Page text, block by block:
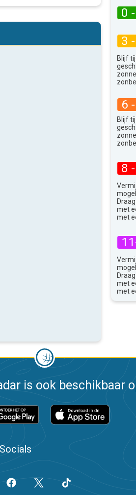
32°max
4 3
0
3
Blijf
6
Blijf
8
met
met
met
met
is ook beschikbaar
Socials